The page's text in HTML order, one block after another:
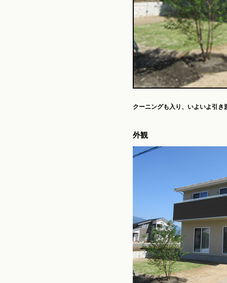
クーニングも入り、 いよいよ引き
外観